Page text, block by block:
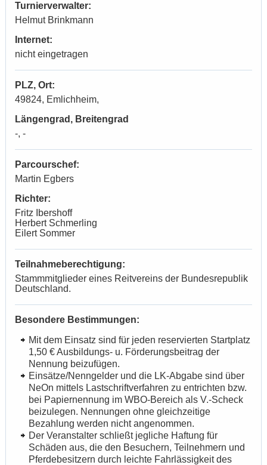
Turnierverwalter:
Helmut Brinkmann
Internet:
nicht eingetragen
PLZ, Ort:
49824, Emlichheim,
Längengrad, Breitengrad
-, -
Parcourschef:
Martin Egbers
Richter:
Fritz Ibershoff
Herbert Schmerling
Eilert Sommer
Teilnahmeberechtigung:
Stammmitglieder eines Reitvereins der Bundesrepublik
Deutschland.
Besondere Bestimmungen:
Mit dem Einsatz sind für jeden reservierten Startplatz
1,50 € Ausbildungs- u. Förderungsbeitrag der
Nennung beizufügen.
Einsätze/Nenngelder und die LK-Abgabe sind über
NeOn mittels Lastschriftverfahren zu entrichten bzw.
bei Papiernennung im WBO-Bereich als V.-Scheck
beizulegen. Nennungen ohne gleichzeitige
Bezahlung werden nicht angenommen.
Der Veranstalter schließt jegliche Haftung für
Schäden aus, die den Besuchern, Teilnehmern und
Pferdebesitzern durch leichte Fahrlässigkeit des